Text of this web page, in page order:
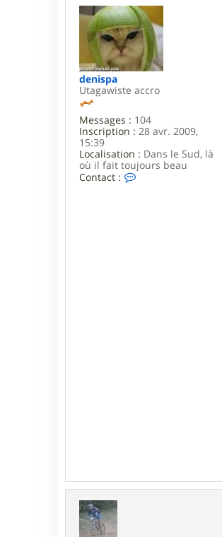
denispa
Utagawiste accro
Messages : 104
Inscription : 28 avr. 2009,
15:39
Localisation : Dans le Sud, là
où il fait toujours beau
Contact :